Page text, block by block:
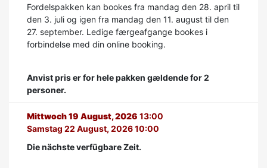
Fordelspakken kan bookes fra mandag den 28. april til
den 3. juli og igen fra mandag den 11. august til den
27. september. Ledige færgeafgange bookes i
forbindelse med din online booking.
Anvist pris er for hele pakken gældende for 2
personer.
Mittwoch 19 August, 2026 13:00
Samstag 22 August, 2026 10:00
Die nächste verfügbare Zeit.